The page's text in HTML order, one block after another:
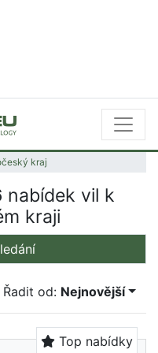
kraj
nabídek vil k
kraji
Řadit od: Nejnovější
Top nabídky